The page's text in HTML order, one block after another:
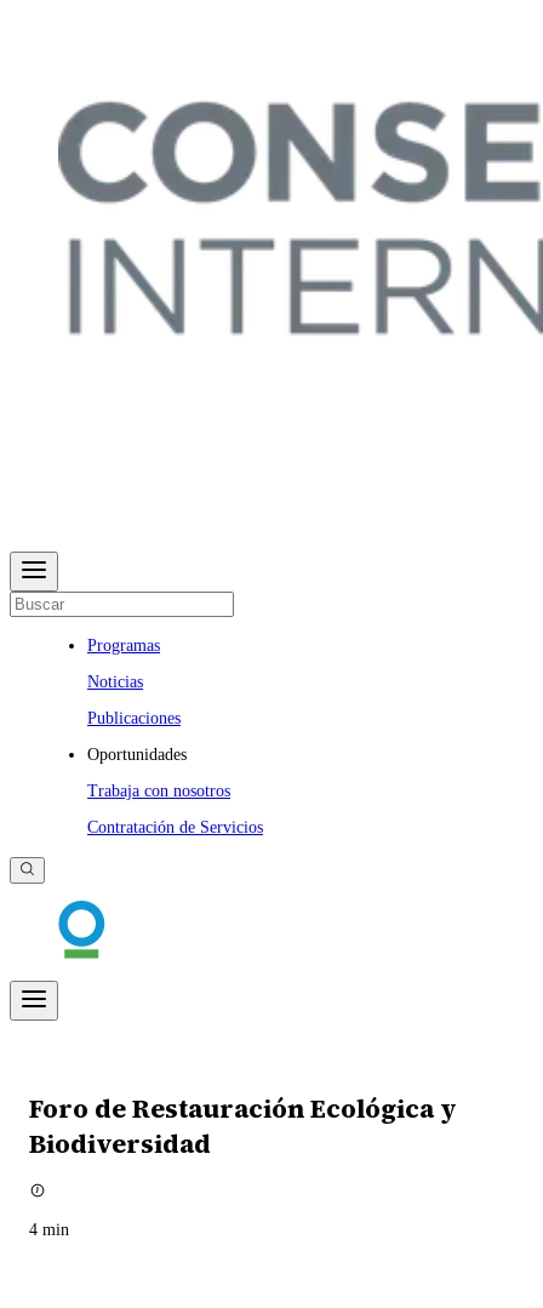
Programas
Noticias
Publicaciones
Oportunidades
Trabaja con nosotros
Contratación de Servicios
Foro de Restauración Ecológica y
Biodiversidad
4 min